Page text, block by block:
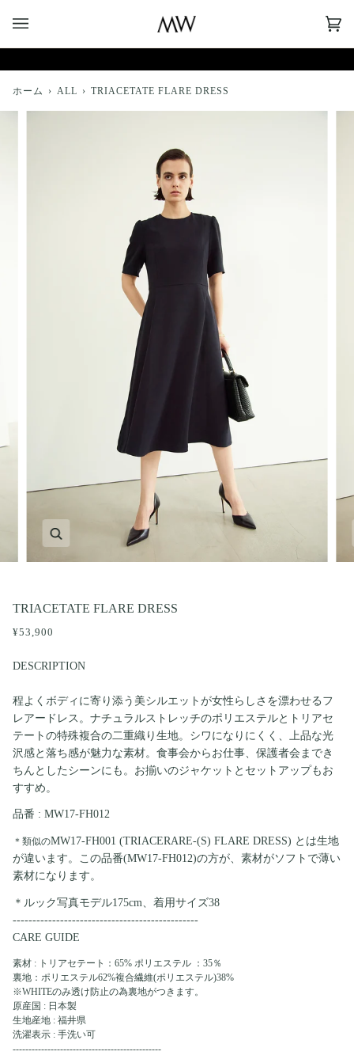
ン
(0)
ホーム › ALL › TRIACETATE FLARE DRESS
TRIACETATE FLARE DRESS
¥53,900
DESCRIPTION
程よくボディに寄り添う美シルエットが女性らしさを漂わせるフ
レアードレス。 ナチュラルストレッチのポリエステルとトリアセ
テートの特殊複合の二重織り生地。 シワになりにくく、上品な光
沢感と落ち感が魅力な素材。 食事会からお仕事、保護者会までき
ちんとしたシーンにも。 お揃いのジャケットとセットアップもお
すすめ。
品番 : MW17-FH012
＊類似のMW17-FH001 (TRIACERARE-(S) FLARE DRESS) とは生地
が違います。この品番(MW17-FH012)の方が、素材がソフトで薄い
素材になります。
＊ルック写真モデル175cm、着用サイズ38
-----------------------------------------------
CARE GUIDE
素材 : トリアセテート：65% ポリエステル ：35％
裏地：ポリエステル62%複合繊維(ポリエステル)38%
※WHITEのみ透け防止の為裏地がつきます。
原産国 : 日本製
生地産地 : 福井県
洗濯表示 : 手洗い可
-----------------------------------------------